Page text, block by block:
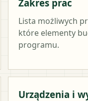
Zakres prac
Lista możliwych
które elementy
programu.
Urządzenia i